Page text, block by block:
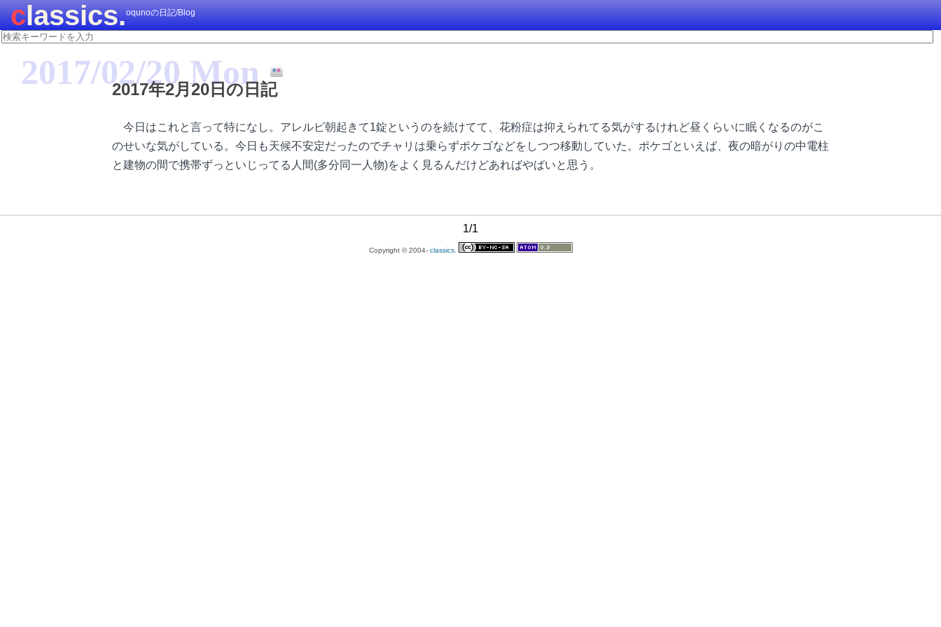
classics.oqunoの日記/Blog
2017/02/20 Mon
2017年2月20日の日記
今日はこれと言って特になし。アレルビ朝起きて1錠というのを続けてて、花粉症は抑えられてる気がするけれど昼くらいに眠くなるのがこ
のせいな気がしている。今日も天候不安定だったのでチャリは乗らずポケゴなどをしつつ移動していた。ポケゴといえば、夜の暗がりの中電柱
と建物の間で携帯ずっといじってる人間(多分同一人物)をよく見るんだけどあればやばいと思う。
1/1
Copyright © 2004- classics.